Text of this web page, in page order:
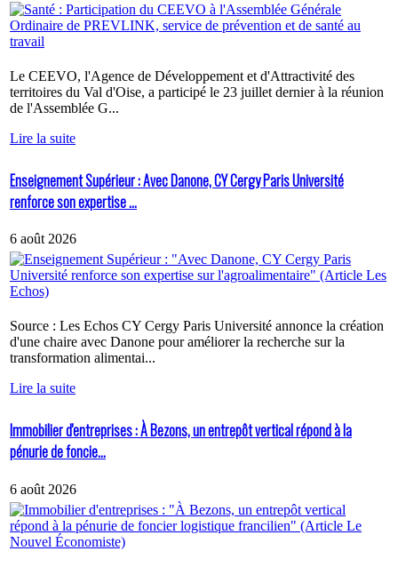
Le CEEVO, l'Agence de Développement et d'Attractivité des
territoires du Val d'Oise, a participé le 23 juillet dernier à la réunion
de l'Assemblée G...
Lire la suite
Enseignement Supérieur : Avec Danone, CY Cergy Paris Université
renforce son expertise ...
6 août 2026
Source : Les Echos CY Cergy Paris Université annonce la création
d'une chaire avec Danone pour améliorer la recherche sur la
transformation alimentai...
Lire la suite
Immobilier d'entreprises : À Bezons, un entrepôt vertical répond à la
pénurie de foncie...
6 août 2026